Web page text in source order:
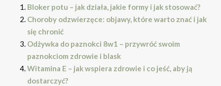
Bloker potu – jak działa, jakie formy i jak stosować?
Choroby odzwierzęce: objawy, które warto znać i jak
się chronić
Odżywka do paznokci 8w1 – przywróć swoim
paznokciom zdrowie i blask
Witamina E – jak wspiera zdrowie i co jeść, aby ją
dostarczyć?